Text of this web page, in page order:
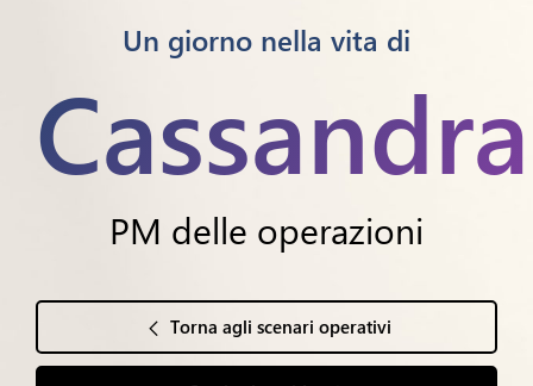
Un giorno nella vita di
Cassandra
PM delle operazioni
Torna agli scenari operativi